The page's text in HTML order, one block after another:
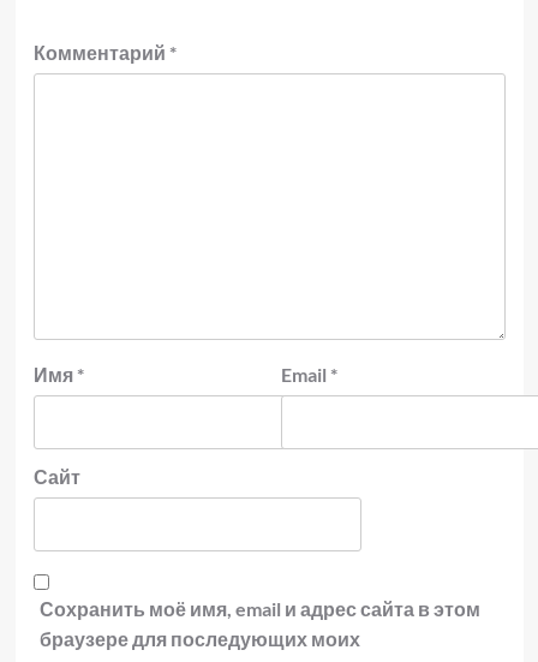
Комментарий *
Имя * Email *
Сайт
Сохранить моё имя, email и адрес сайта в этом
браузере для последующих моих